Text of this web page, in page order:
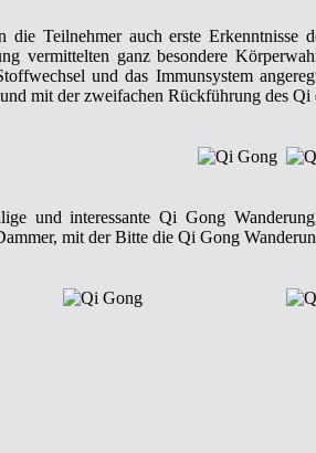
Teilnehmer auch erste
vermittelten ganz besondere
und das Immunsystem
mit der zweifachen Rückführung des
und interessante Qi Gong
mit der Bitte die Qi Gong